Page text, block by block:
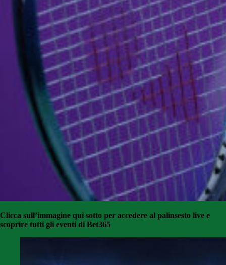
Clicca sull’immagine qui sotto per accedere al palinsesto live e
scoprire tutti gli eventi di Bet365